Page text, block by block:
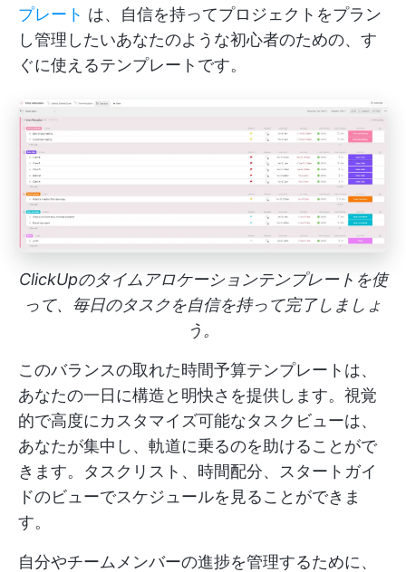
プレート は、自信を持ってプロジェクトをプラン
し管理したいあなたのような初心者のための、す
ぐに使えるテンプレートです。
ClickUpのタイムアロケーションテンプレートを使
って、毎日のタスクを自信を持って完了しましょ
う。
このバランスの取れた時間予算テンプレートは、
あなたの一日に構造と明快さを提供します。視覚
的で高度にカスタマイズ可能なタスクビューは、
あなたが集中し、軌道に乗るのを助けることがで
きます。タスクリスト、時間配分、スタートガイ
ドのビューでスケジュールを見ることができま
す。
自分やチームメンバーの進捗を管理するために、